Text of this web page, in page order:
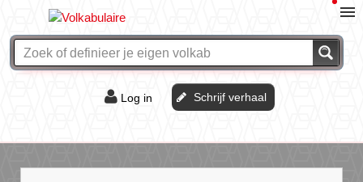
Log in Schrijf verhaal